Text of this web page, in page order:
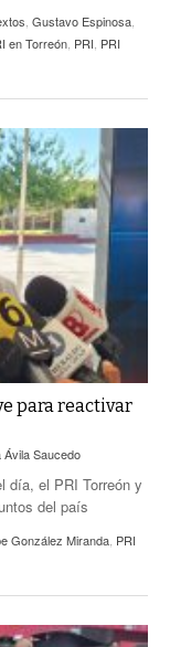
, Gustavo Espinosa,
en Torreón, PRI, PRI
para reactivar
Ávila Saucedo
día, el PRI Torreón y
del país
González Miranda PRI